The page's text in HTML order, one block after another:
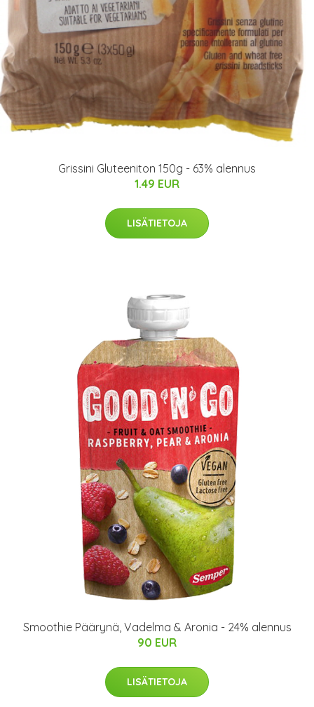
Grissini Gluteeniton 150g - 63% alennus
1.49 EUR
LISÄTIETOJA
Smoothie Päärynä, Vadelma & Aronia - 24% alennus
90 EUR
LISÄTIETOJA